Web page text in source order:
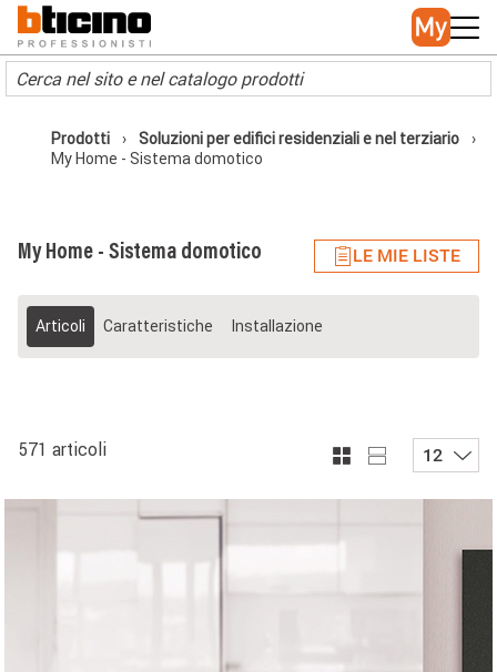
Skip to main content
Main navigation
Prodotti
Soluzioni per edifici residenziali e nel terziario
My Home - Sistema domotico
My Home - Sistema domotico LE MIE LISTE
Articoli Caratteristiche Installazione
571 articoli 12